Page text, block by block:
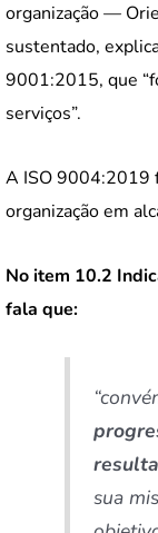
organização —
sustentado,
9001:2015, que
serviços”.
A ISO 9004:2019
organização em
No item 10.2
fala que:
sua